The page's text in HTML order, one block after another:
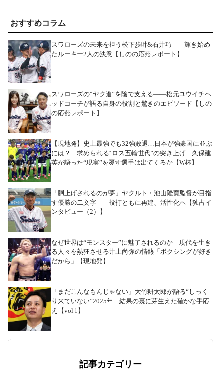
おすすめコラム
スワローズの未来を担う松下歩叶&石井巧――輝き始め
たルーキー2人の決意【しのの応燕レポート】
スワローズの“ヤク進”を陰で支える――松元ユウイチヘ
ッドコーチが語る自身の役割と驚きのエピソード【しの
の応燕レポート】
【現地発】史上最強でも32強敗退…日本が強豪国に並ぶ
には？ 求められる“ロス五輪世代”の突き上げ 久保建
英が語った“現実”を覆す選手は出てくるか【W杯】
「胴上げされるのが夢」ヤクルト・池山隆寛監督が目指
す優勝の二文字――投打ともに再建、活性化へ【独占イ
ンタビュー（2）】
なぜ世界は“モンスター”に魅了されるのか 現代を生き
る人々を熱狂させる井上尚弥の情熱「ボクシングが好き
だから」【現地発】
「まだこんなもんじゃない」大竹耕太郎が語る“しっく
り来ていない”2025年 結果の裏に芽生えた確かな手応
え【vol.1】
記事カテゴリー